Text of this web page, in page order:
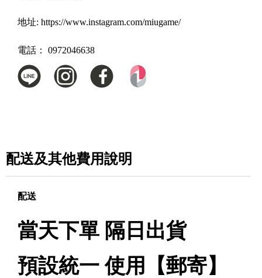
地址: https://www.instagram.com/miugame/
電話： 0972046638
配送及其他費用說明
配送
當天下單 隔日出貨
預設統一 使用【郵寄】